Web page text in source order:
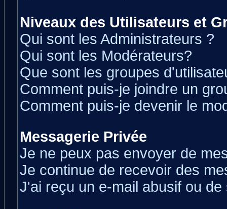
Niveaux des Utilisateurs et
Qui sont les Administrateurs ?
Qui sont les Modérateurs?
Que sont les groupes
Comment puis-je joindre un
Comment puis-je devenir le
Messagerie Privée
Je ne peux pas envoyer de
Je continue de recevoir des
J'ai reçu un e-mail abusif ou